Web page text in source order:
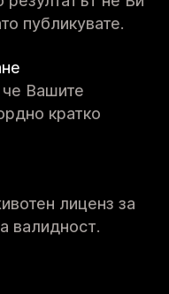
публикувате.
че Вашите
кратко
лиценз за
валидност.